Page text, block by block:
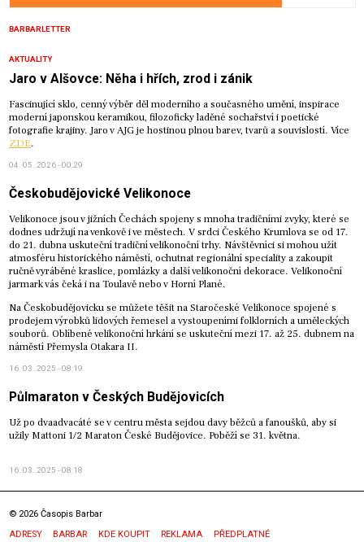
BARBARLETTER
AKTUALITY
Jaro v Alšovce: Něha i hřích, zrod i zánik
Fascinující sklo, cenný výběr děl moderního a současného umění, inspirace
moderní japonskou keramikou, filozoficky laděné sochařství i poetické
fotografie krajiny. Jaro v AJG je hostinou plnou barev, tvarů a souvislostí. Více
ZDE.
04. 05. 2026 - 00:29
Českobudějovické Velikonoce
Velikonoce jsou v jižních Čechách spojeny s mnoha tradičními zvyky, které se
dodnes udržují na venkově i ve městech. V srdci Českého Krumlova se od 17.
do 21. dubna uskuteční tradiční velikonoční trhy. Návštěvníci si mohou užít
atmosféru historického náměstí, ochutnat regionální speciality a zakoupit
ručně vyráběné kraslice, pomlázky a další velikonoční dekorace. Velikonoční
jarmark vás čeká i na Toulavě nebo v Horní Plané.
Na Českobudějovicku se můžete těšit na Staročeské Velikonoce spojené s
prodejem výrobků lidových řemesel a vystoupeními folklorních a uměleckých
souborů. Oblíbené velikonoční hrkání se uskuteční mezi 17. až 25. dubnem na
náměstí Přemysla Otakara II.
16. 03. 2025 - 08:19
Půlmaraton v Českých Budějovicích
Už po dvaadvacáté se v centru města sejdou davy běžců a fanoušků, aby si
užily Mattoni 1/2 Maraton České Budějovice. Poběží se 31. května.
16. 03. 2025 - 08:18
© 2026 Časopis Barbar
Menu
ADRESY BARBAR KDE KOUPIT REKLAMA PŘEDPLATNÉ